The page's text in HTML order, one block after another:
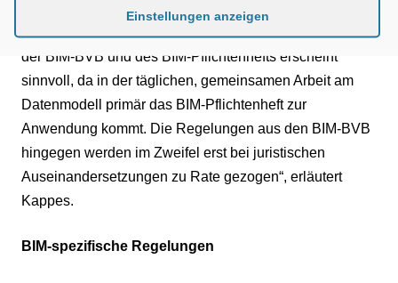
Die BIM-BVB bilden dabei die juristische und das BIM-
Pflichtenheft die technische Grundlage. „Eine Trennung
der BIM-BVB und des BIM-Pflichtenhefts erscheint
sinnvoll, da in der täglichen, gemeinsamen Arbeit am
Datenmodell primär das BIM-Pflichtenheft zur
Anwendung kommt. Die Regelungen aus den BIM-BVB
hingegen werden im Zweifel erst bei juristischen
Auseinandersetzungen zu Rate gezogen“, erläutert
Kappes.
BIM-spezifische Regelungen
Einstellungen anzeigen